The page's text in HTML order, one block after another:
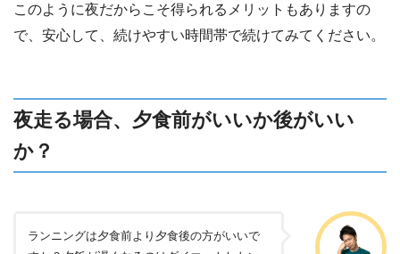
このように夜だからこそ得られるメリットもありますの
で、安心して、続けやすい時間帯で続けてみてください。
夜走る場合、夕食前がいいか後がいい
か？
ランニングは夕食前より夕食後の方がいいで